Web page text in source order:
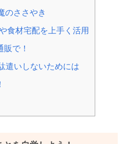
のささやき
食材宅配を上手く活用
で！
遣いしないためには